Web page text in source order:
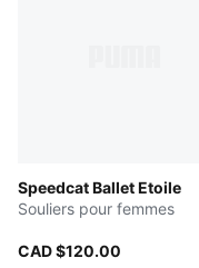
Speedcat Ballet Etoile
Souliers pour femmes
CAD $120.00